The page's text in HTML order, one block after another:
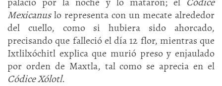
Mexicanuslo representa con un mecate alrededor
del cuello, como si hubiera sido ahorcado,
precisando que falleció el día 12 flor, mientras que
Ixtlilxóchitl explica que murió preso y enjaulado
por orden de Maxtla, tal como se aprecia en el
Códice Xólotl.